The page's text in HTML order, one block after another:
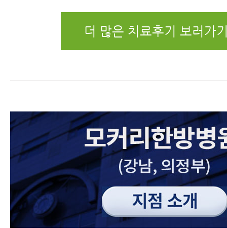
더 많은 치료후기 보러가